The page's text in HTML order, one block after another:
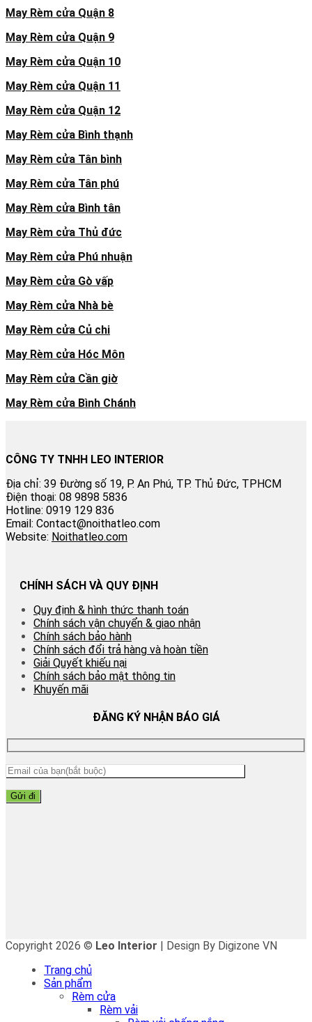
May Rèm cửa Quận 8
May Rèm cửa Quận 9
May Rèm cửa Quận 10
May Rèm cửa Quận 11
May Rèm cửa Quận 12
May Rèm cửa Bình thạnh
May Rèm cửa Tân bình
May Rèm cửa Tân phú
May Rèm cửa Bình tân
May Rèm cửa Thủ đức
May Rèm cửa Phú nhuận
May Rèm cửa Gò vấp
May Rèm cửa Nhà bè
May Rèm cửa Củ chi
May Rèm cửa Hóc Môn
May Rèm cửa Cần giờ
May Rèm cửa Bình Chánh
CÔNG TY TNHH LEO INTERIOR
Địa chỉ: 39 Đường số 19, P. An Phú, TP. Thủ Đức, TPHCM
Điện thoại: 08 9898 5836
Hotline: 0919 129 836
Email: Contact@noithatleo.com
Website: Noithatleo.com
CHÍNH SÁCH VÀ QUY ĐỊNH
Quy định & hình thức thanh toán
Chính sách vận chuyển & giao nhận
Chính sách bảo hành
Chính sách đổi trả hàng và hoàn tiền
Giải Quyết khiếu nại
Chính sách bảo mật thông tin
Khuyến mãi
ĐĂNG KÝ NHẬN BÁO GIÁ
Copyright 2026 © Leo Interior | Design By Digizone VN
Trang chủ
Sản phẩm
Rèm cửa
Rèm vải